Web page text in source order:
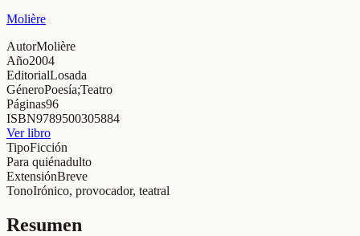
Molière
AutorMolière
Año2004
EditorialLosada
GéneroPoesía;Teatro
Páginas96
ISBN9789500305884
Ver libro
TipoFicción
Para quiénadulto
ExtensiónBreve
TonoIrónico, provocador, teatral
Resumen